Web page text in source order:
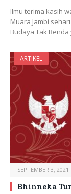
Ilmu terima kasih
Muara Jambi
Budaya Tak
ARTIKEL
SEPTEMBER 3, 2021
Bhinneka